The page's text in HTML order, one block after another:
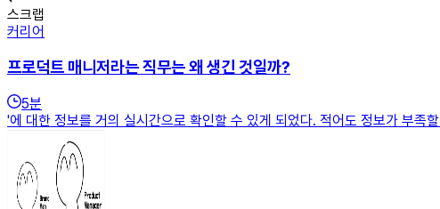
스크랩
커리어
프로덕트 매니저라는 직무는 왜 생긴 것일까?
5분
'에 대한 정보를 거의 실시간으로 확인할 수 있게 되었다. 적어도 정보가 부족